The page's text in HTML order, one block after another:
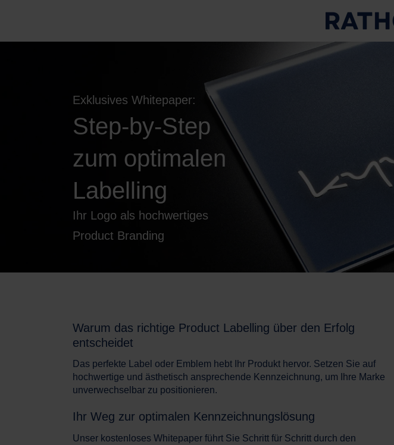
Exklusives Whitepaper:
Step-by-Step
zum optimalen
Labelling
Ihr Logo als hochwertiges
Product Branding
Warum das richtige Product Labelling über den Erfolg
entscheidet
Das perfekte Label oder Emblem hebt Ihr Produkt hervor. Setzen Sie auf
hochwertige und ästhetisch ansprechende Kennzeichnung, um Ihre Marke
unverwechselbar zu positionieren.
Ihr Weg zur optimalen Kennzeichnungslösung
Unser kostenloses Whitepaper führt Sie Schritt für Schritt durch den